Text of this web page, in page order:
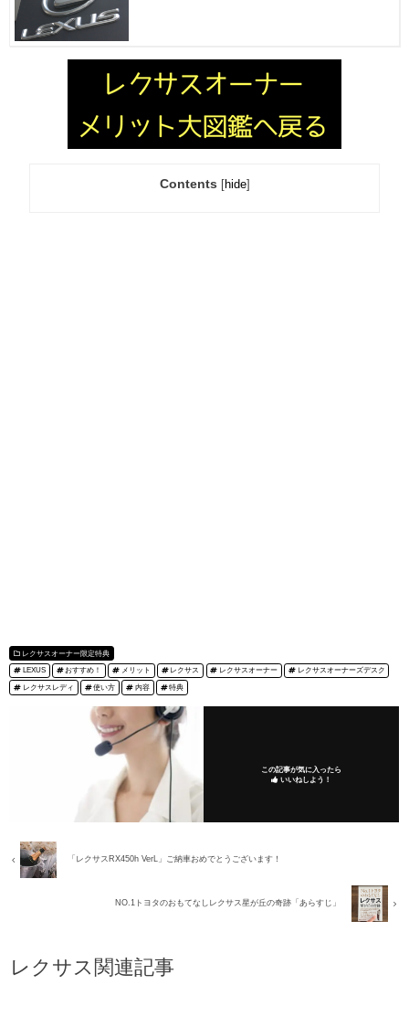
Contents [hide]
レクサスオーナー限定特典
LEXUS おすすめ！ メリット レクサス レクサスオーナー レクサスオーナーズデスク
レクサスレディ 使い方 内容 特典
この記事が気に入ったら
いいねしよう！
「レクサスRX450h VerL」ご納車おめでとうございます！
NO.1トヨタのおもてなしレクサス星が丘の奇跡「あらすじ」
レクサス関連記事